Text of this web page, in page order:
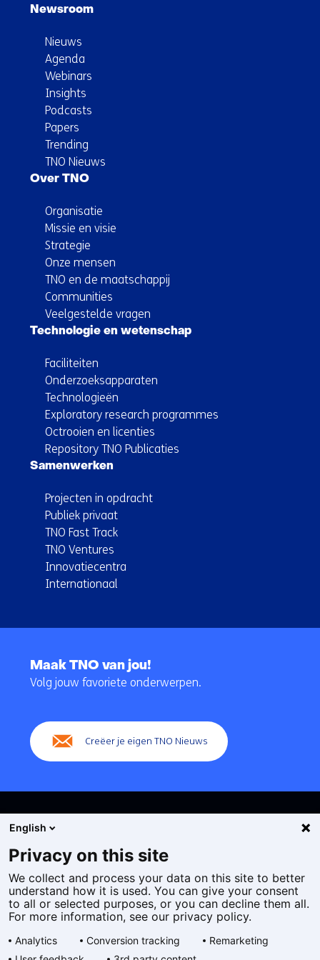
Newsroom
Nieuws
Agenda
Webinars
Insights
Podcasts
Papers
Trending
TNO Nieuws
Over TNO
Organisatie
Missie en visie
Strategie
Onze mensen
TNO en de maatschappij
Communities
Veelgestelde vragen
Technologie en wetenschap
Faciliteiten
Onderzoeksapparaten
Technologieën
Exploratory research programmes
Octrooien en licenties
Repository TNO Publicaties
Samenwerken
Projecten in opdracht
Publiek privaat
TNO Fast Track
TNO Ventures
Innovatiecentra
Internationaal
navigatie
Maak TNO van jou!
Volg jouw favoriete onderwerpen.
Creëer je eigen TNO Nieuws
Cookies
Privacy statement
Toegankelijkheid
Algemene voorwaarden
English
Privacy on this site
We collect and process your data on this site to better
understand how it is used. You can give your consent
to all or selected purposes, or you can decline them all.
For more information, see our privacy policy.
Analytics Conversion tracking
Remarketing